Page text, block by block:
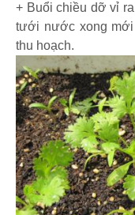
+ Buổi chiều dỡ vỉ
tưới nước xong
thu hoạch.